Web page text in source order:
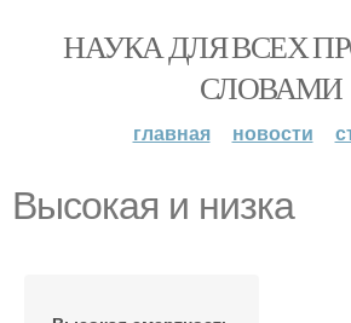
НАУКА ДЛЯ ВСЕХ
СЛОВАМИ
главная новости
Высокая и низка